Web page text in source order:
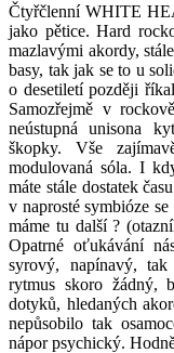
Čtyřčlenní WHITE
jako pětice. Hard
mazlavými akordy,
basy, tak jak se to u
o desetiletí později
Samozřejmě v
neústupná unisona
škopky. Vše
modulovaná sóla. I
máte stále dostatek
v naprosté symbióze
máme tu další ?
Opatrné oťukávání
syrový, napínavý,
rytmus skoro žádný,
dotyků, hledaných
nepůsobilo tak
nápor psychický.